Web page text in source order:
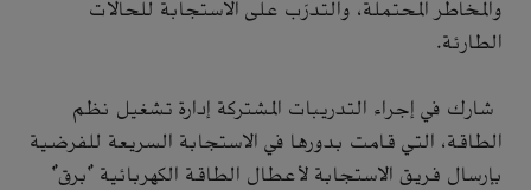
والمخاطر المحتملة، والتدرّب على الاستجابة للحالات
الطارئة.
شارك في إجراء التدريبات المشتركة إدارة تشغيل نظم
الطاقة، التي قامت بدورها في الاستجابة السريعة للفرضية
بإرسال فريق الاستجابة لأعطال الطاقة الكهربائية "برق"